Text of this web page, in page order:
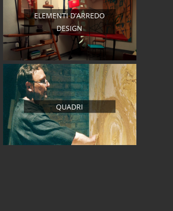
ELEMENTI D’ARREDO
DESIGN
QUADRI